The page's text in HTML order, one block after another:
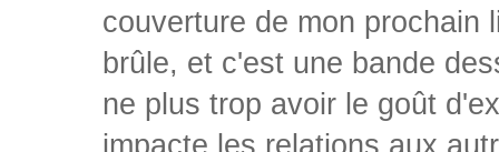
couverture de mon prochain
brûle, et c'est une bande
ne plus trop avoir le goût